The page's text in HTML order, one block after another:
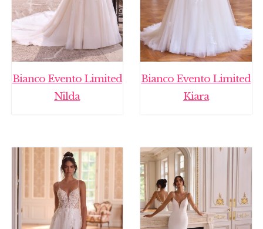
Bianco Evento Limited
Nilda
Bianco Evento Limited
Kiara